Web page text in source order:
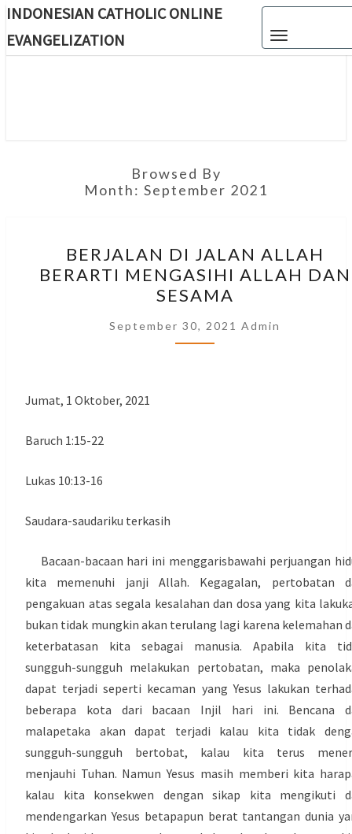
Skip
to
content
INDONESIAN CATHOLIC ONLINE
EVANGELIZATION
Browsed By
Month: September 2021
DI
JALAN
ALLAH
BERARTI
MENGASIHI
BERJALAN DI JALAN ALLAH
BERARTI MENGASIHI ALLAH DAN
SESAMA
September 30, 2021 Admin
Jumat, 1 Oktober, 2021
Baruch 1:15-22
Lukas 10:13-16
Saudara-saudariku terkasih
Bacaan-bacaan hari ini menggarisbawahi perjuangan
kita memenuhi janji Allah. Kegagalan, pertobatan
pengakuan atas segala kesalahan dan dosa yang kita
bukan tidak mungkin akan terulang lagi karena kelemahan
keterbatasan kita sebagai manusia. Apabila kita
sungguh-sungguh melakukan pertobatan, maka
dapat terjadi seperti kecaman yang Yesus lakukan
beberapa kota dari bacaan Injil hari ini. Bencana
malapetaka akan dapat terjadi kalau kita tidak
sungguh-sungguh bertobat, kalau kita terus
menjauhi Tuhan. Namun Yesus masih memberi kita
kalau kita konsekwen dengan sikap kita mengikuti
mendengarkan Yesus betapapun berat tantangan dunia